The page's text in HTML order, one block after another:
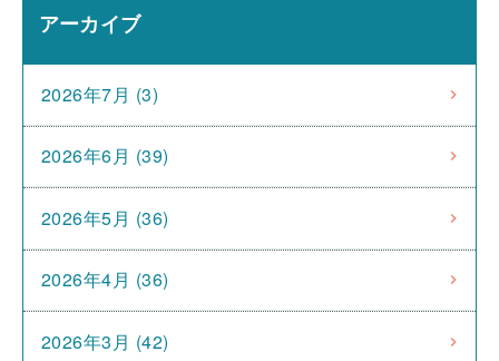
アーカイブ
2026年7月 (3)
2026年6月 (39)
2026年5月 (36)
2026年4月 (36)
2026年3月 (42)